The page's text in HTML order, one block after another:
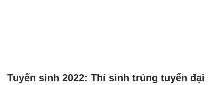
Tuyển sinh 2022: Thí sinh trúng tuyển đại